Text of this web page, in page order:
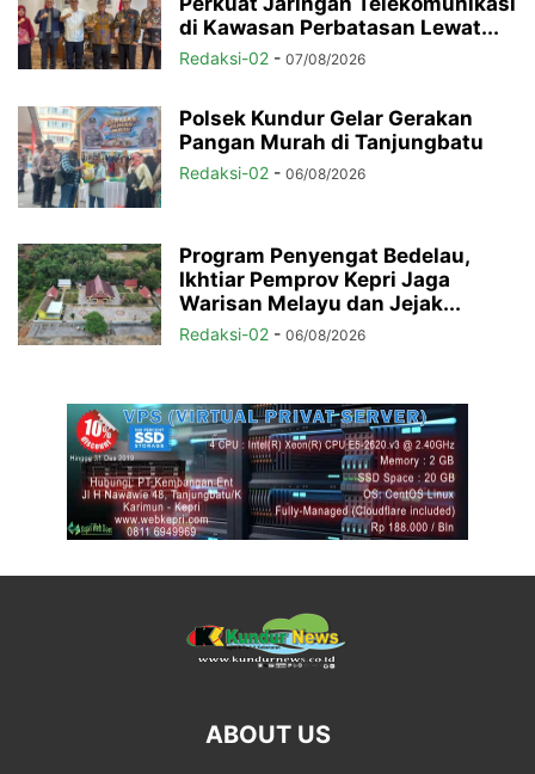
di Kawasan Perbatasan Lewat...
Redaksi-02 - 07/08/2026
Polsek Kundur Gelar Gerakan
Pangan Murah di Tanjungbatu
Redaksi-02 - 06/08/2026
Program Penyengat Bedelau,
Ikhtiar Pemprov Kepri Jaga
Warisan Melayu dan Jejak...
Redaksi-02 - 06/08/2026
ABOUT US